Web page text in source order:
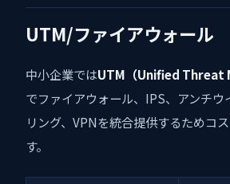
UTM/ファイアウォール
中小企業ではUTM（Unified Threat
でファイアウォール、IPS、アンチウ
リング、VPNを統合提供するためコ
す。